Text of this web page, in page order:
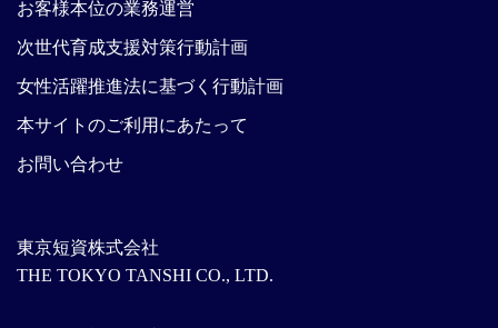
東京短資株式会社
THE TOKYO TANSHI CO., LTD.
お客様本位の業務運営
次世代育成支援対策行動計画
女性活躍推進法に基づく行動計画
本サイトのご利用にあたって
お問い合わせ